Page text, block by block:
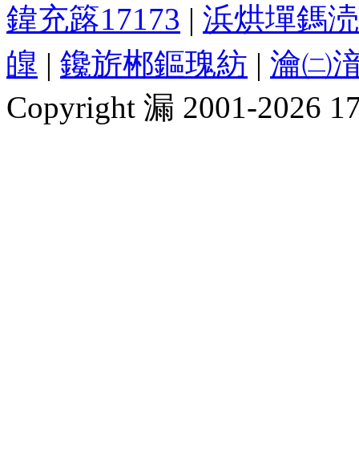
鍏充簬17173 | 浜烘墠鎷
皥 | 鑱旂郴鏂瑰紡 | 瀹㈡
Copyright 漏 2001-2026